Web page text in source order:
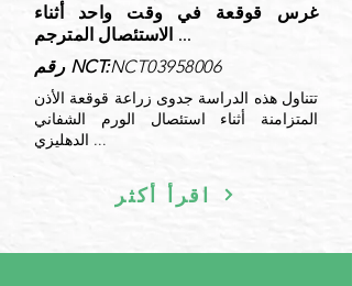
غرس قوقعة في وقت واحد أثناء
الاستئصال المترجم ...
رقم NCT:NCT03958006
تتناول هذه الدراسة جدوى زراعة قوقعة الأذن
المتزامنة أثناء استئصال الورم الشفاني
الدهليزي ...
اقرأ أكثر